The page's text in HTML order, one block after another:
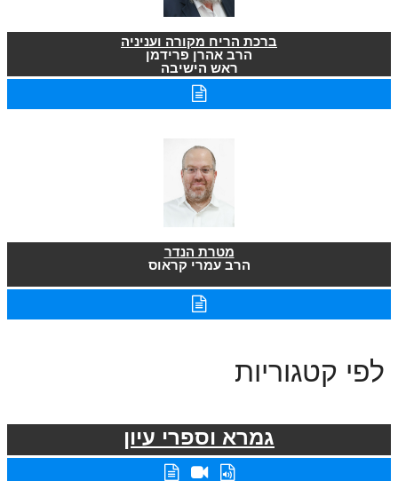
ברכת הריח מקורה ועניניה
הרב אהרן פרידמן
ראש הישיבה
מטרת הנדר
הרב עמרי קראוס
לפי קטגוריות
גמרא וספרי עיון